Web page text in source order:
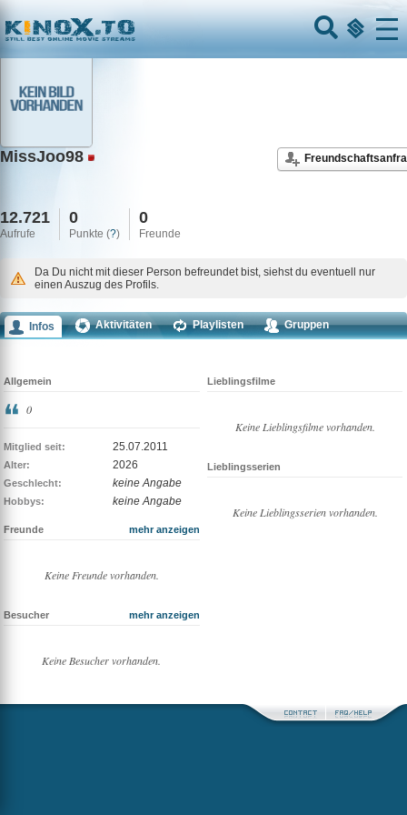
Home
Menu
MissJoo98
12.721
Aufrufe
0
Punkte (?)
0
Freunde
Da Du nicht mit dieser Person befreundet bist, siehst du eventuell nur
einen Auszug des Profils.
Infos Aktivitäten Playlisten
Gruppen
Allgemein
0
Mitglied seit: 25.07.2011
Alter: 2026
Geschlecht: keine Angabe
Hobbys: keine Angabe
Freunde mehr anzeigen
Keine Freunde vorhanden.
Besucher mehr anzeigen
Keine Besucher vorhanden.
Lieblingsfilme
Keine Lieblingsfilme vorhanden.
Lieblingsserien
Keine Lieblingsserien vorhanden.